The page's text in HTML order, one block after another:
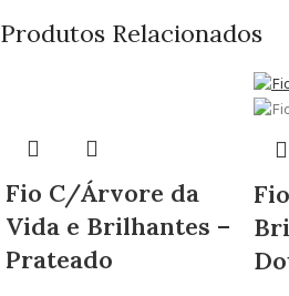
Produtos Relacionados
Fio C/Árvore da
Vida e Brilhantes –
Prateado